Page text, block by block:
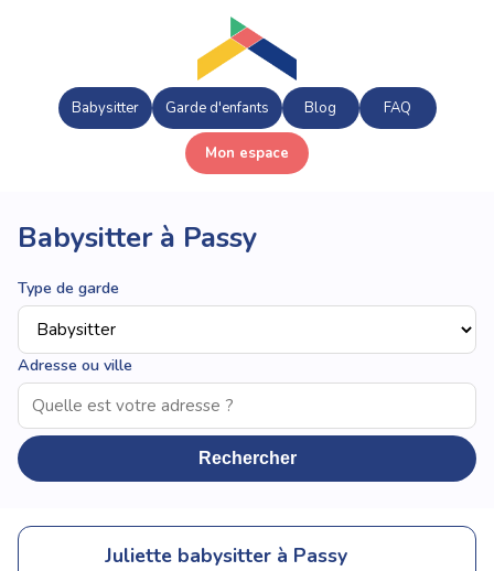
Babysitter Garde d'enfants Blog FAQ
Mon espace
Babysitter à Passy
Type de garde
Adresse ou ville
Rechercher
Juliette babysitter à Passy